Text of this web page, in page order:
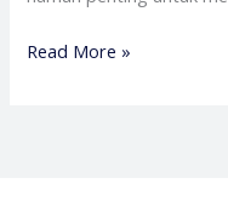
Read More »